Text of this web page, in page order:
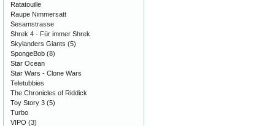
Ratatouille
Raupe Nimmersatt
Sesamstrasse
Shrek 4 - Für immer Shrek
Skylanders Giants (5)
SpongeBob (8)
Star Ocean
Star Wars - Clone Wars
Teletubbies
The Chronicles of Riddick
Toy Story 3 (5)
Turbo
VIPO (3)